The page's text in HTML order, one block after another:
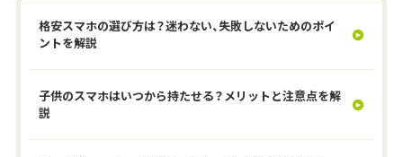
格安スマホの選び方は？迷わない、失敗しないためのポイ
ントを解説
子供のスマホはいつから持たせる？メリットと注意点を解
説